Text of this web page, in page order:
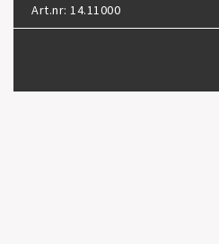
Art.nr: 14.11000